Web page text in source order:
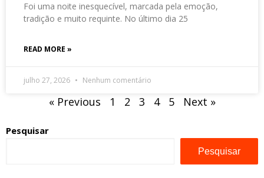
Foi uma noite inesquecível, marcada pela emoção,
tradição e muito requinte. No último dia 25
READ MORE »
julho 27, 2026 Nenhum comentário
« Previous 1 2 3 4 5 Next »
Pesquisar
Pesquisar